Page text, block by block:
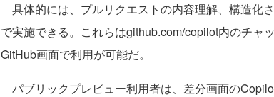
具体的には、プルリクエストの内容理解、構造化
で実施できる。これらはgithub.com/copilot内のチャ
GitHub画面で利用が可能だ。
パブリックプレビュー利用者は、差分画面の